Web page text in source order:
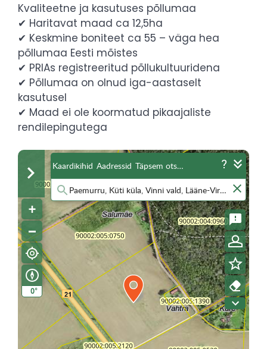
Kvaliteetne ja kasutuses põllumaa
✔ Haritavat maad ca 12,5ha
✔ Keskmine boniteet ca 55 – väga hea
põllumaa Eesti mõistes
✔ PRIAs registreeritud põllukultuuridena
✔ Põllumaa on olnud iga-aastaselt
kasutusel
✔ Maad ei ole koormatud pikaajaliste
rendilepingutega